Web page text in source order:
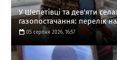
У Шепетівці та дев'яти
газопостачання: перелік
05 серпня 2026, 16:57